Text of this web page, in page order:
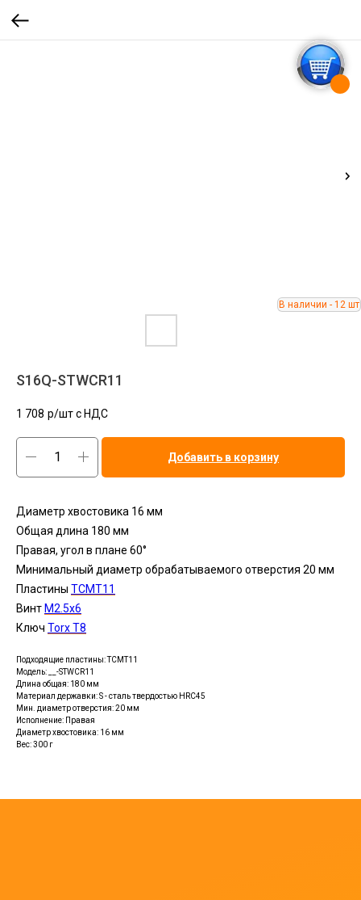
S16Q-STWCR11
1 708 р/шт c НДС
Добавить в корзину
Диаметр хвостовика 16 мм
Общая длина 180 мм
Правая, угол в плане 60°
Минимальный диаметр обрабатываемого отверстия 20 мм
Пластины TCMT11
Винт М2.5x6
Ключ Torx T8
Подходящие пластины: TСMT11
Модель: __-STWCR11
Длина общая: 180 мм
Материал державки: S - сталь твердостью HRC45
Мин. диаметр отверстия: 20 мм
Исполнение: Правая
Диаметр хвостовика: 16 мм
Вес: 300 г